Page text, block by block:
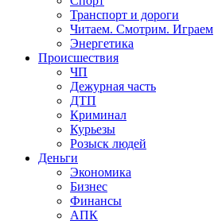
Транспорт и дороги
Читаем. Смотрим. Играем
Энергетика
Происшествия
ЧП
Дежурная часть
ДТП
Криминал
Курьезы
Розыск людей
Деньги
Экономика
Бизнес
Финансы
АПК